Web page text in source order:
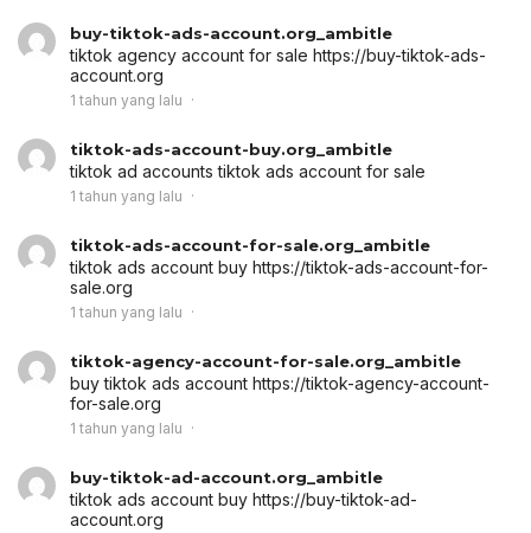
buy-tiktok-ads-account.org_ambitle
tiktok agency account for sale https://buy-tiktok-ads-
account.org
1 tahun yang lalu
tiktok-ads-account-buy.org_ambitle
tiktok ad accountstiktok ads account for sale
1 tahun yang lalu
tiktok-ads-account-for-sale.org_ambitle
tiktok ads account buy https://tiktok-ads-account-for-
sale.org
1 tahun yang lalu
tiktok-agency-account-for-sale.org_ambitle
buy tiktok ads account https://tiktok-agency-account-
for-sale.org
1 tahun yang lalu
buy-tiktok-ad-account.org_ambitle
tiktok ads account buy https://buy-tiktok-ad-
account.org